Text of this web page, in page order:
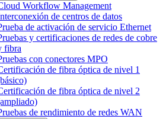
Workflow Management
de centros de datos
de activación de servicio Ethernet
y certificaciones de redes de cobre
fibra
con conectores MPO
de fibra óptica de nivel 1
de fibra óptica de nivel 2
de rendimiento de redes WAN